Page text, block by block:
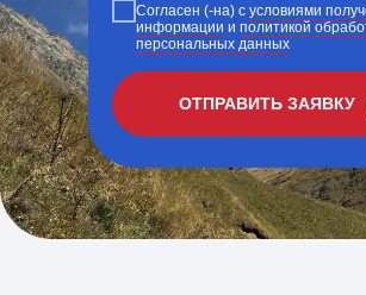
Согласен (-на) c условиями
информации и политикой
персональных данных
ОТПРАВИТЬ ЗАЯВКУ